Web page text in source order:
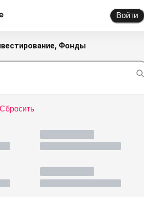
Войти
Стать спикером
Новости
Спикеры
Партнерство
Фонды
Сбросить